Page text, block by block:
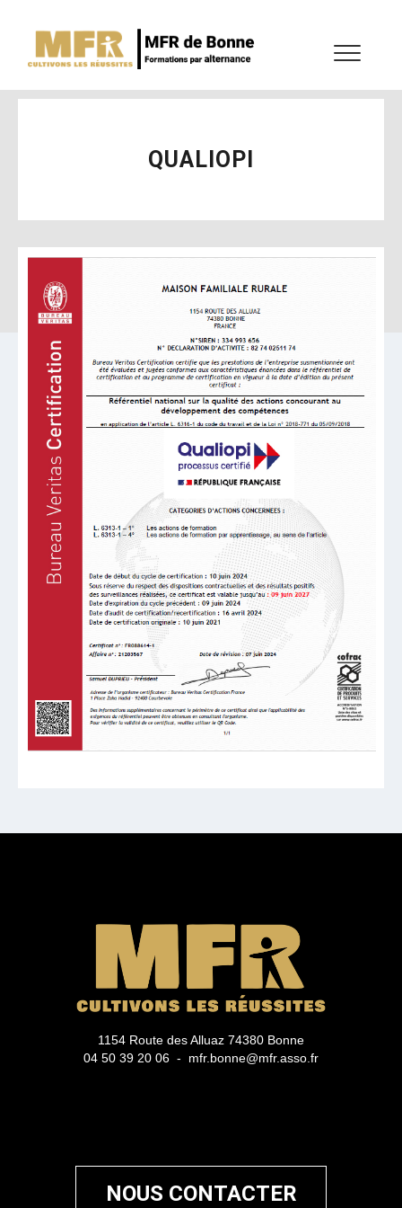
QUALIOPI
1154 Route des Alluaz 74380 Bonne
04 50 39 20 06 - mfr.bonne@mfr.asso.fr
NOUS CONTACTER